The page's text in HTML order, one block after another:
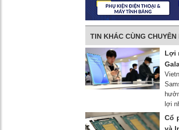
TIN KHÁC CÙNG CHUYÊN
Lợi
lợi
Cổ
và